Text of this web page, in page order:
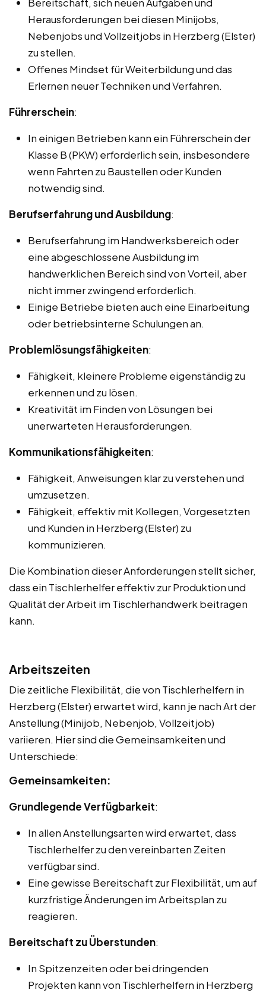
Herausforderungen bei diesen Minijobs,
Nebenjobs und Vollzeitjobs in Herzberg (Elster)
zu stellen.
Offenes Mindset für Weiterbildung und das
Erlernen neuer Techniken und Verfahren.
Führerschein:
In einigen Betrieben kann ein Führerschein der
Klasse B (PKW) erforderlich sein, insbesondere
wenn Fahrten zu Baustellen oder Kunden
notwendig sind.
Berufserfahrung und Ausbildung:
Berufserfahrung im Handwerksbereich oder
eine abgeschlossene Ausbildung im
handwerklichen Bereich sind von Vorteil, aber
nicht immer zwingend erforderlich.
Einige Betriebe bieten auch eine Einarbeitung
oder betriebsinterne Schulungen an.
Problemlösungsfähigkeiten:
Fähigkeit, kleinere Probleme eigenständig zu
erkennen und zu lösen.
Kreativität im Finden von Lösungen bei
unerwarteten Herausforderungen.
Kommunikationsfähigkeiten:
Fähigkeit, Anweisungen klar zu verstehen und
umzusetzen.
Fähigkeit, effektiv mit Kollegen, Vorgesetzten
und Kunden in Herzberg (Elster) zu
kommunizieren.
Die Kombination dieser Anforderungen stellt sicher,
dass ein Tischlerhelfer effektiv zur Produktion und
Qualität der Arbeit im Tischlerhandwerk beitragen
kann.
Arbeitszeiten
Die zeitliche Flexibilität, die von Tischlerhelfern in
Herzberg (Elster) erwartet wird, kann je nach Art der
Anstellung (Minijob, Nebenjob, Vollzeitjob)
variieren. Hier sind die Gemeinsamkeiten und
Unterschiede:
Gemeinsamkeiten:
Grundlegende Verfügbarkeit:
In allen Anstellungsarten wird erwartet, dass
Tischlerhelfer zu den vereinbarten Zeiten
verfügbar sind.
Eine gewisse Bereitschaft zur Flexibilität, um auf
kurzfristige Änderungen im Arbeitsplan zu
reagieren.
Bereitschaft zu Überstunden:
In Spitzenzeiten oder bei dringenden
Projekten kann von Tischlerhelfern in Herzberg